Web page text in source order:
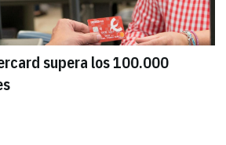
supera los 100.000